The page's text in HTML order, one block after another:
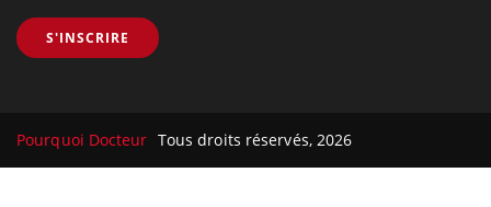
S'INSCRIRE
Pourquoi Docteur Tous droits réservés, 2026